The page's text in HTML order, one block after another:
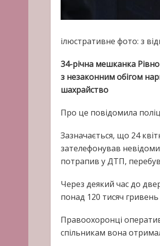
ілюстративне фото: з
34-річна мешканка
з незаконним обігом
шахрайство
Про це повідомила
Зазначається, що 24
зателефонував
потрапив у ДТП,
Через деякий час до
понад 120 тисяч
Правоохоронці
спільникам вона